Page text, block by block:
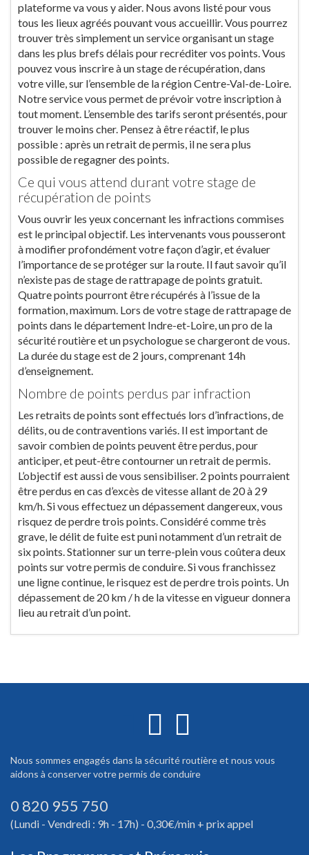
plateforme va vous y aider. Nous avons listé pour vous
tous les lieux agréés pouvant vous accueillir. Vous pourrez
trouver très simplement un service organisant un stage
dans les plus brefs délais pour recréditer vos points. Vous
pouvez vous inscrire à un stage de récupération, dans
votre ville, sur l’ensemble de la région Centre-Val-de-Loire.
Notre service vous permet de prévoir votre inscription à
tout moment. L’ensemble des tarifs seront présentés, pour
trouver le moins cher. Pensez à être réactif, le plus
possible : après un retrait de permis, il ne sera plus
possible de regagner des points.
Ce qui vous attend durant votre stage de
récupération de points
Vous ouvrir les yeux concernant les infractions commises
est le principal objectif. Les intervenants vous pousseront
à modifier profondément votre façon d’agir, et évaluer
l’importance de se protéger sur la route. Il faut savoir qu’il
n’existe pas de stage de rattrapage de points gratuit.
Quatre points pourront être récupérés à l’issue de la
formation, maximum. Lors de votre stage de rattrapage de
points dans le département Indre-et-Loire, un pro de la
sécurité routière et un psychologue se chargeront de vous.
La durée du stage est de 2 jours, comprenant 14h
d’enseignement.
Nombre de points perdus par infraction
Les retraits de points sont effectués lors d’infractions, de
délits, ou de contraventions variés. Il est important de
savoir combien de points peuvent être perdus, pour
anticiper, et peut-être contourner un retrait de permis.
L’objectif est aussi de vous sensibiliser. 2 points pourraient
être perdus en cas d’excès de vitesse allant de 20 à 29
km/h. Si vous effectuez un dépassement dangereux, vous
risquez de perdre trois points. Considéré comme très
grave, le délit de fuite est puni notamment d’un retrait de
six points. Stationner sur un terre-plein vous coûtera deux
points sur votre permis de conduire. Si vous franchissez
une ligne continue, le risquez est de perdre trois points. Un
dépassement de 20 km / h de la vitesse en vigueur donnera
lieu au retrait d’un point.
Nous sommes engagés dans la sécurité routière et nous vous
aidons à conserver votre permis de conduire
0 820 955 750
(Lundi - Vendredi : 9h - 17h) - 0,30€/min + prix appel